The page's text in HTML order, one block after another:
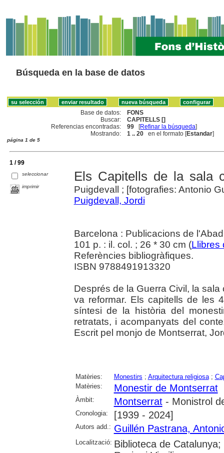
Búsqueda en la base de datos
Base de datos:
FONS
Buscar:
CAPITELLS []
Referencias encontradas:
99 [Refinar la búsqueda]
Mostrando:
1 .. 20 en el formato [Estandar]
página 1 de 5
1 / 99
seleccionar
imprimir
Els Capitells de la sala
Puigdevall ; [fotografies: Antonio
Puigdevall, Jordi
Barcelona : Publicacions de
101 p. : il. col. ; 26 * 30 cm (Llibres
Referències bibliogràfiques.
ISBN 9788491913320
Després de la Guerra Civil, la
va reformar. Els capitells de les
síntesi de la història del
retratats, i acompanyats del
Escrit pel monjo de Montserrat,
Matèries: Monestirs ; Arquitectura religiosa;
Matèries:
Monestir de Montserrat
Àmbit: Montserrat- Monistrol
Cronologia: [1939 - 2024]
Autors add.: Guillén Pastrana,
Localització: Biblioteca de